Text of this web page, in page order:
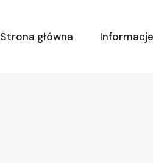
Strona główna
Informacje